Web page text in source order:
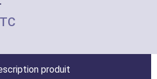
produit